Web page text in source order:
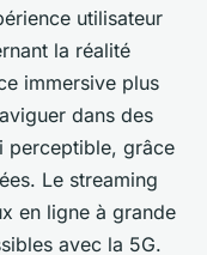
utilisateur
la réalité
immersive plus
dans des
perceptible, grâce
Le streaming
en ligne à grande
avec la 5G.